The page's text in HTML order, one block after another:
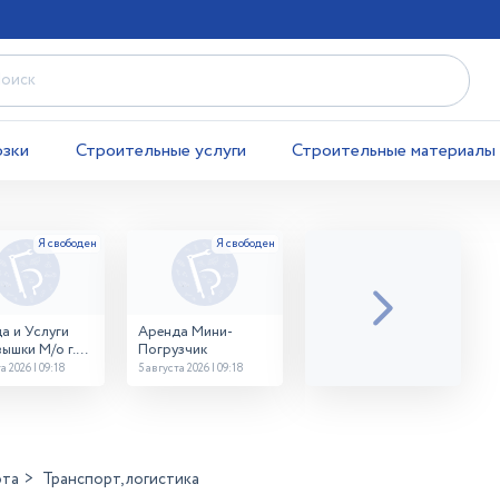
Строительные услуги Строительные материалы
и Услуги
М/о г.
2026 | 09:18
Аренда Мини-
Погрузчик
5 августа 2026 | 09:18
Транспорт, логистика